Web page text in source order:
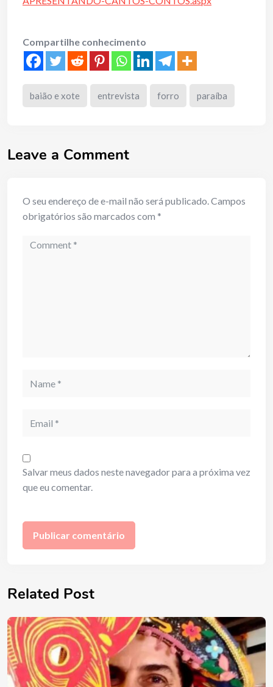
Compartilhe conhecimento
baião e xote entrevista forro paraíba
Leave a Comment
O seu endereço de e-mail não será publicado.Campos
obrigatórios são marcados com *
Comment
Salvar meus dados neste navegador para a próxima vez
que eu comentar.
Related Post